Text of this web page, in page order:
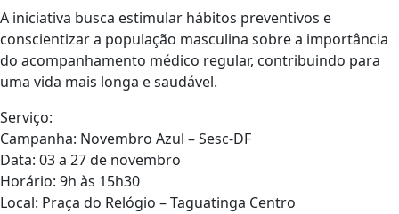
A iniciativa busca estimular hábitos preventivos e
conscientizar a população masculina sobre a importância
do acompanhamento médico regular, contribuindo para
uma vida mais longa e saudável.
Serviço:
Campanha: Novembro Azul – Sesc-DF
Data: 03 a 27 de novembro
Horário: 9h às 15h30
Local: Praça do Relógio – Taguatinga Centro